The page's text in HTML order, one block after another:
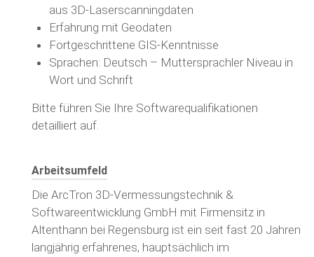
aus 3D-Laserscanningdaten
Erfahrung mit Geodaten
Fortgeschrittene GIS-Kenntnisse
Sprachen: Deutsch – Muttersprachler Niveau in
Wort und Schrift
Bitte führen Sie Ihre Softwarequalifikationen
detailliert auf.
Arbeitsumfeld
Die ArcTron 3D-Vermessungstechnik &
Softwareentwicklung GmbH mit Firmensitz in
Altenthann bei Regensburg ist ein seit fast 20 Jahren
langjährig erfahrenes, hauptsächlich im